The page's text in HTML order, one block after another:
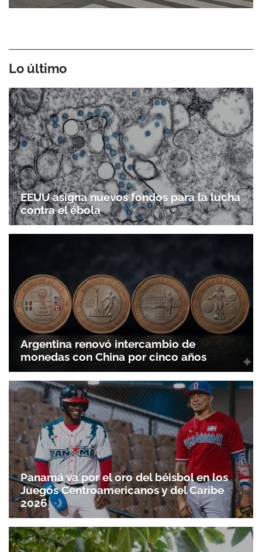
Lo último
EEUU asigna nuevos fondos para la lucha
contra el ébola
Argentina renovó intercambio de
monedas con China por cinco años
Panamá va por el oro del béisbol en los
Juegos Centroamericanos y del Caribe
2026